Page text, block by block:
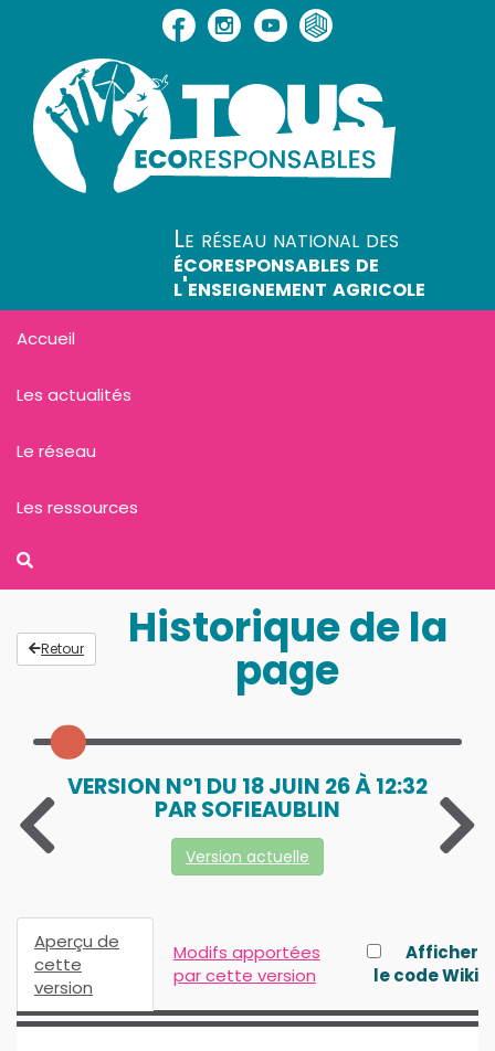
Retour Historique de la
page
VERSION N°1 DU 18 JUIN 26 À 12:32
PAR SOFIEAUBLIN
Version actuelle
Aperçu de
cette
version
Modifs apportées
par cette version
Afficher
le code Wiki
Le réseau national des
écoresponsables de
l'enseignement agricole
Accueil
Les actualités
Le réseau
Les ressources